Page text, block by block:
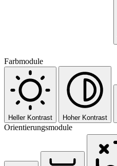
Farbmodule
Heller Kontrast Hoher Kontrast
Orientierungsmodule